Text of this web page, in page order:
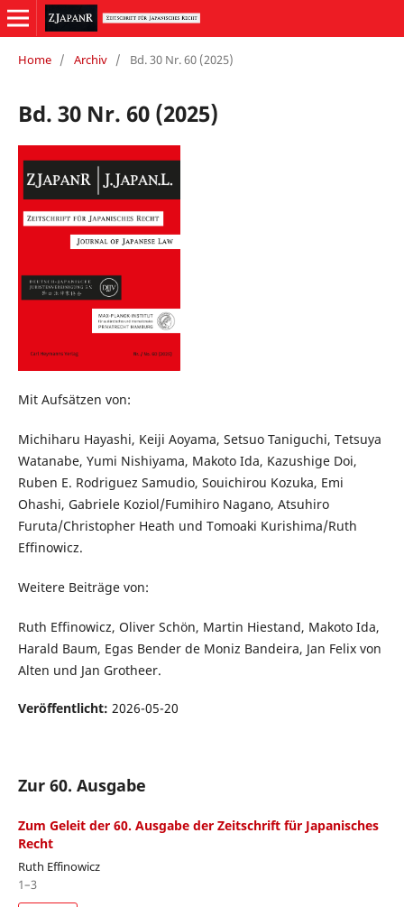
Home / Archiv / Bd. 30 Nr. 60 (2025)
Bd. 30 Nr. 60 (2025)
Mit Aufsätzen von:
Michiharu Hayashi, Keiji Aoyama, Setsuo Taniguchi, Tetsuya
Watanabe, Yumi Nishiyama, Makoto Ida, Kazushige Doi,
Ruben E. Rodriguez Samudio, Souichirou Kozuka, Emi
Ohashi, Gabriele Koziol/Fumihiro Nagano, Atsuhiro
Furuta/Christopher Heath und Tomoaki Kurishima/Ruth
Effinowicz.
Weitere Beiträge von:
Ruth Effinowicz, Oliver Schön, Martin Hiestand, Makoto Ida,
Harald Baum, Egas Bender de Moniz Bandeira, Jan Felix von
Alten und Jan Grotheer.
Veröffentlicht: 2026-05-20
Zur 60. Ausgabe
Zum Geleit der 60. Ausgabe der Zeitschrift für Japanisches
Recht
Ruth Effinowicz
1–3